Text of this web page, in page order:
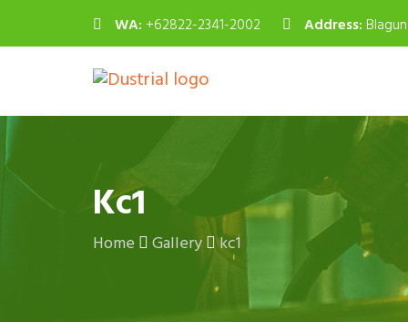
WA: +62822-2341-2002 Address:
Kc1
Home Gallery kc1